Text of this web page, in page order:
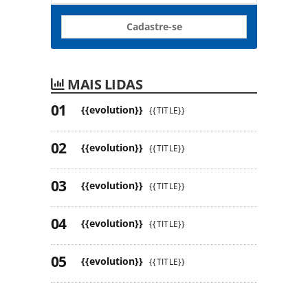
Cadastre-se
MAIS LIDAS
{{evolution}} {{TITLE}}
{{evolution}} {{TITLE}}
{{evolution}} {{TITLE}}
{{evolution}} {{TITLE}}
{{evolution}} {{TITLE}}